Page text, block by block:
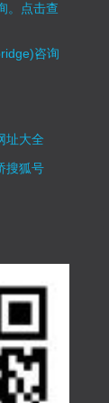
点击查
咨询
址大全
搜狐号